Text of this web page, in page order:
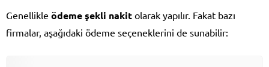
Genellikle ödeme şekli nakit olarak yapılır. Fakat bazı
firmalar, aşağıdaki ödeme seçeneklerini de sunabilir: